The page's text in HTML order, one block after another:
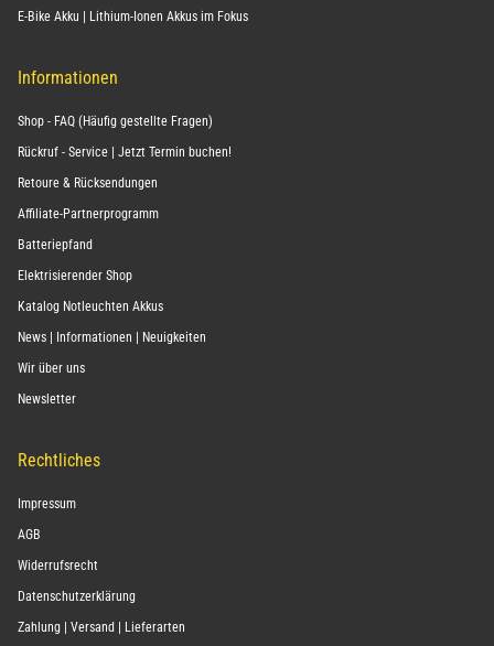
E-Bike Akku | Lithium-Ionen Akkus im Fokus
Informationen
Shop - FAQ (Häufig gestellte Fragen)
Rückruf - Service | Jetzt Termin buchen!
Retoure & Rücksendungen
Affiliate-Partnerprogramm
Batteriepfand
Elektrisierender Shop
Katalog Notleuchten Akkus
News | Informationen | Neuigkeiten
Wir über uns
Newsletter
Rechtliches
Impressum
AGB
Widerrufsrecht
Datenschutzerklärung
Zahlung | Versand | Lieferarten